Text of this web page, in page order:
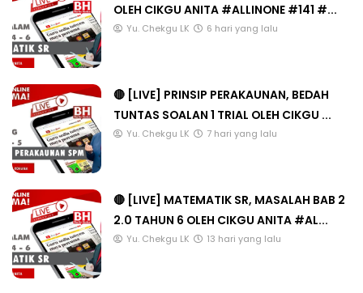
OLEH CIKGU ANITA #ALLINONE #141 #...
Yu. Chekgu LK 6 hari yang lalu
🔴 [LIVE] PRINSIP PERAKAUNAN, BEDAH
TUNTAS SOALAN 1 TRIAL OLEH CIKGU ...
Yu. Chekgu LK 7 hari yang lalu
🔴 [LIVE] MATEMATIK SR, MASALAH BAB 2
2.0 TAHUN 6 OLEH CIKGU ANITA #AL...
Yu. Chekgu LK 13 hari yang lalu